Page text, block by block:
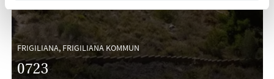
FRIGILIANA, FRIGILIANA KOMMUN
0723